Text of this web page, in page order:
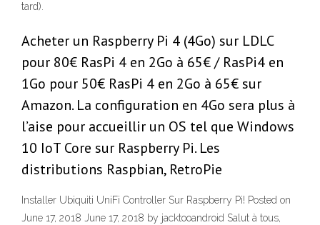
tard).
Acheter un Raspberry Pi 4 (4Go) sur LDLC
pour 80€ RasPi 4 en 2Go à 65€ / RasPi4 en
1Go pour 50€ RasPi 4 en 2Go à 65€ sur
Amazon. La configuration en 4Go sera plus à
l’aise pour accueillir un OS tel que Windows
10 IoT Core sur Raspberry Pi. Les
distributions Raspbian, RetroPie
Installer Ubiquiti UniFi Controller Sur Raspberry Pi! Posted on
June 17, 2018 June 17, 2018 by jacktooandroid Salut à tous,